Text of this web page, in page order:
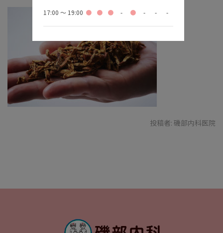
17:00 ～ 19:00 ● ● ● - ● - - -
投稿者: 磯部内科医院